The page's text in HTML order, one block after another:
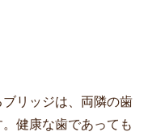
リッジは、両隣の歯
健康な歯であっても